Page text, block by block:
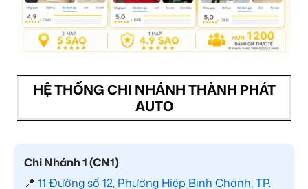
HỆ THỐNG CHI NHÁNH THÀNH PHÁT
AUTO
Chi Nhánh 1 (CN1)
📍 11 Đường số 12, Phường Hiệp Bình Chánh, TP.